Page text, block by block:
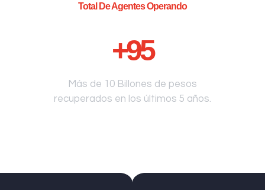
Total De Agentes Operando
+95
Más de 10 Billones de pesos
recuperados en los últimos 5 años.